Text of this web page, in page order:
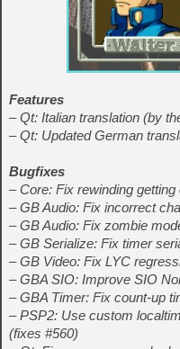
Features
– Qt: Italian translation (by
– Qt: Updated German
Bugfixes
– Core: Fix rewinding
– GB Audio: Fix incorrect
– GB Audio: Fix zombie
– GB Serialize: Fix timer
– GB Video: Fix LYC
– GBA SIO: Improve SIO
– GBA Timer: Fix count-up
– PSP2: Use custom
(fixes #560)